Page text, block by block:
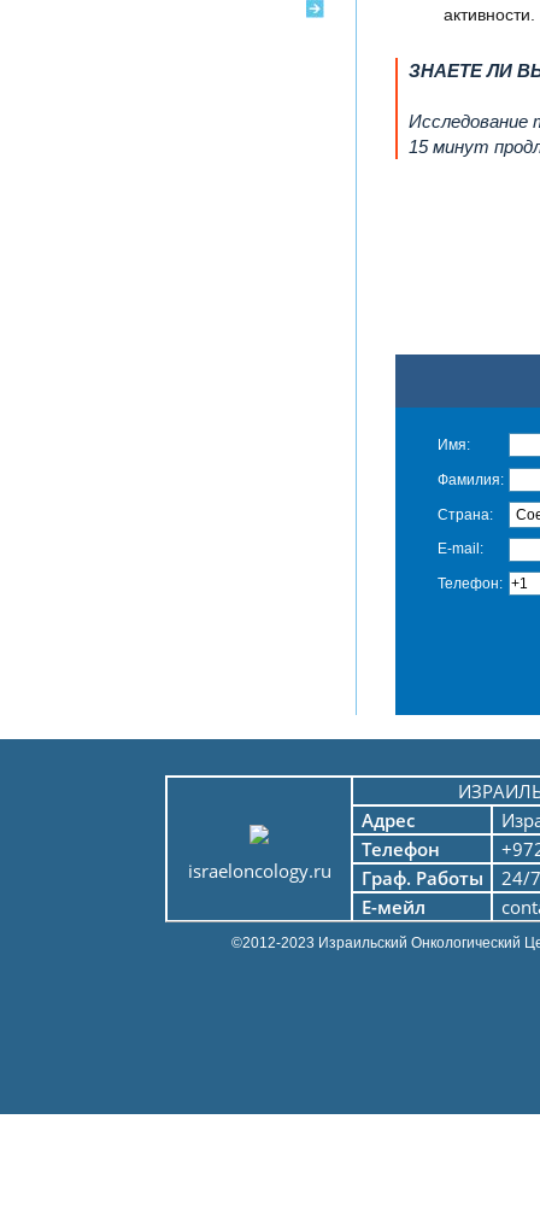
активности.
ЗНАЕТЕ ЛИ
Исследование
15 минут
Имя:
Фамилия:
Страна:
E-mail:
Телефон:
israeloncology.ru
Адрес
Телефон
Граф. Работы
24/7
Е-мейл
©2012-2023 Израильский Онкологический